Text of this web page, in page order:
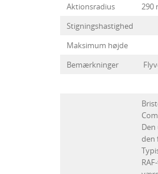
Aktionsradius
290
Stigningshastighed
Maksimum højde
Bemærkninger
den